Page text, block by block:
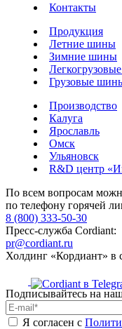
Контакты
Продукция
Летние шины
Зимние шины
Грузовые
Производство
Калуга
Ярославль
Омск
Ульяновск
R&D центр
По всем вопросам
по телефону горячей
8 (800) 333-50-30
Пресс-служба Cordiant:
pr@cordiant.ru
Холдинг «Кордиант» в
Подписывайтесь на
Я согласен с